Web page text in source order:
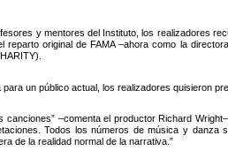
y mentores del Instituto, los realizadores
reparto original de FAMA –ahora como la
un público actual, los realizadores quisieron
canciones” –comenta el productor Richard
Todos los números de música y
de la realidad normal de la narrativa.”